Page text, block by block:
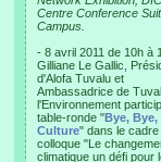
Centre Conference
Campus.
- 8 avril 2011 de 10h à
Gilliane Le Gallic,
d'Alofa Tuvalu et
Ambassadrice de
l'Environnement
table-ronde "Bye, Bye,
Culture" dans le cadre
colloque "Le
climatique un défi pour